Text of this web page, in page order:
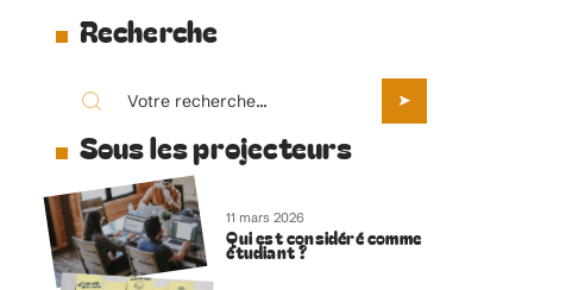
Recherche
Sous les projecteurs
11 mars 2026
Qui est considéré comme
étudiant ?